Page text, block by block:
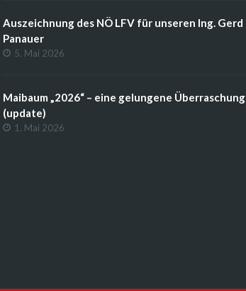
Auszeichnung des NÖ LFV für unseren Ing. Gerd
Panauer
5. Mai 2026
Maibaum „2026“ – eine gelungene Überraschung
(update)
1. Mai 2026